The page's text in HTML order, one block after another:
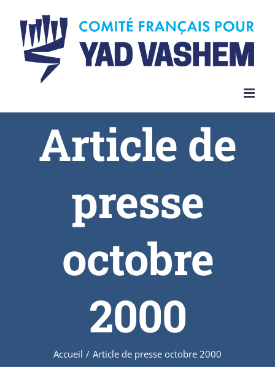
Article de
presse
octobre
2000
Accueil / Article de presse octobre 2000